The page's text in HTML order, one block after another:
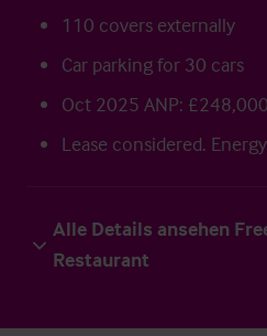
110 covers externally
Car parking for 30 cars
Oct 2025 ANP: £248,000
Lease considered.
Alle Details ansehen
Restaurant